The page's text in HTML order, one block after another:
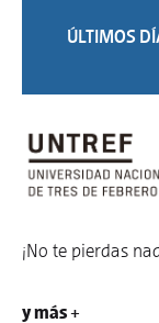
ÚLTIMOS
¡No te pierdas
y más +